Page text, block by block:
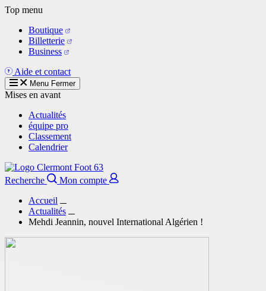
Aller
contenu
principal
Top menu
Boutique
Billetterie
Business
Aide et contact
Menu Fermer
Mises en avant
Actualités
équipe pro
Classement
Calendrier
Recherche
Mon compte
Accueil
Actualités
Mehdi Jeannin, nouvel International Algérien !